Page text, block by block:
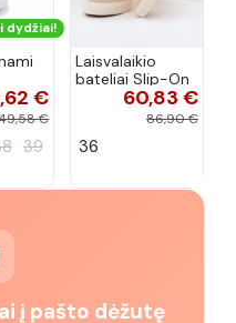
dydžiai!
su €
€
39
Laisvalaikio
bateliai Slip-On
Big Star
RR274721 smėlio
60,83 €
86,90 €
36
į pašto dėžutę